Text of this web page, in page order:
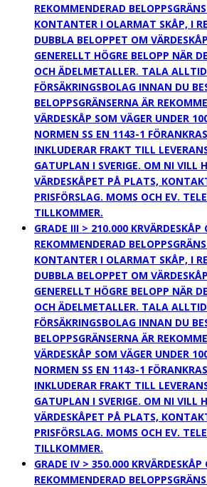
REKOMMENDERAD
KONTANTER I OLARMAT SKÅP, I
DUBBLA BELOPPET OM
GENERELLT HÖGRE BELOPP NÄR
OCH ÄDELMETALLER. TALA
FÖRSÄKRINGSBOLAG INNAN DU
BELOPPSGRÄNSERNA ÄR
VÄRDESKÅP SOM VÄGER UNDER
NORMEN SS EN 1143-1
INKLUDERAR FRAKT TILL
GATUPLAN I SVERIGE. OM NI VILL
VÄRDESKÅPET PÅ PLATS,
PRISFÖRSLAG. MOMS OCH EV.
TILLKOMMER.
GRADE III > 210.000 KRVÄRDESKÅP
REKOMMENDERAD
KONTANTER I OLARMAT SKÅP, I
DUBBLA BELOPPET OM
GENERELLT HÖGRE BELOPP NÄR
OCH ÄDELMETALLER. TALA
FÖRSÄKRINGSBOLAG INNAN DU
BELOPPSGRÄNSERNA ÄR
VÄRDESKÅP SOM VÄGER UNDER
NORMEN SS EN 1143-1
INKLUDERAR FRAKT TILL
GATUPLAN I SVERIGE. OM NI VILL
VÄRDESKÅPET PÅ PLATS,
PRISFÖRSLAG. MOMS OCH EV.
TILLKOMMER.
GRADE IV > 350.000 KRVÄRDESKÅP
REKOMMENDERAD